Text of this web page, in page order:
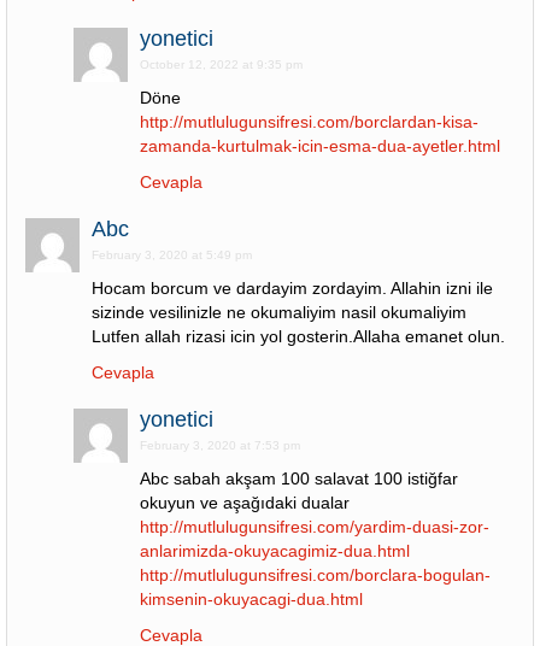
yonetici
October 12, 2022 at 9:35 pm
Döne
http://mutlulugunsifresi.com/borclardan-kisa-
zamanda-kurtulmak-icin-esma-dua-ayetler.html
Cevapla
Abc
February 3, 2020 at 5:49 pm
Hocam borcum ve dardayim zordayim. Allahin izni ile
sizinde vesilinizle ne okumaliyim nasil okumaliyim
Lutfen allah rizasi icin yol gosterin.Allaha emanet olun.
Cevapla
yonetici
February 3, 2020 at 7:53 pm
Abc sabah akşam 100 salavat 100 istiğfar
okuyun ve aşağıdaki dualar
http://mutlulugunsifresi.com/yardim-duasi-zor-
anlarimizda-okuyacagimiz-dua.html
http://mutlulugunsifresi.com/borclara-bogulan-
kimsenin-okuyacagi-dua.html
Cevapla